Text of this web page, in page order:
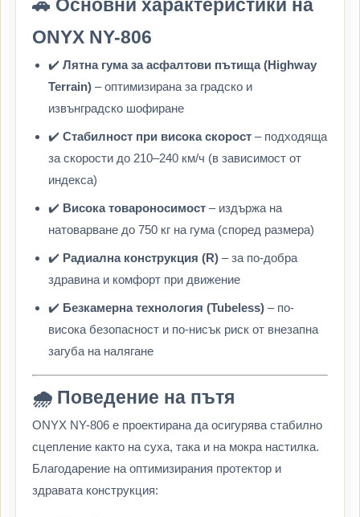
🚗 Основни характеристики на
ONYX NY-806
✔️ Лятна гума за асфалтови пътища (Highway
Terrain) – оптимизирана за градско и
извънградско шофиране
✔️ Стабилност при висока скорост – подходяща
за скорости до 210–240 км/ч (в зависимост от
индекса)
✔️ Висока товароносимост – издържа на
натоварване до 750 кг на гума (според размера)
✔️ Радиална конструкция (R) – за по-добра
здравина и комфорт при движение
✔️ Безкамерна технология (Tubeless) – по-
висока безопасност и по-нисък риск от внезапна
загуба на налягане
🌧️ Поведение на пътя
ONYX NY-806 е проектирана да осигурява стабилно
сцепление както на суха, така и на мокра настилка.
Благодарение на оптимизирания протектор и
здравата конструкция: